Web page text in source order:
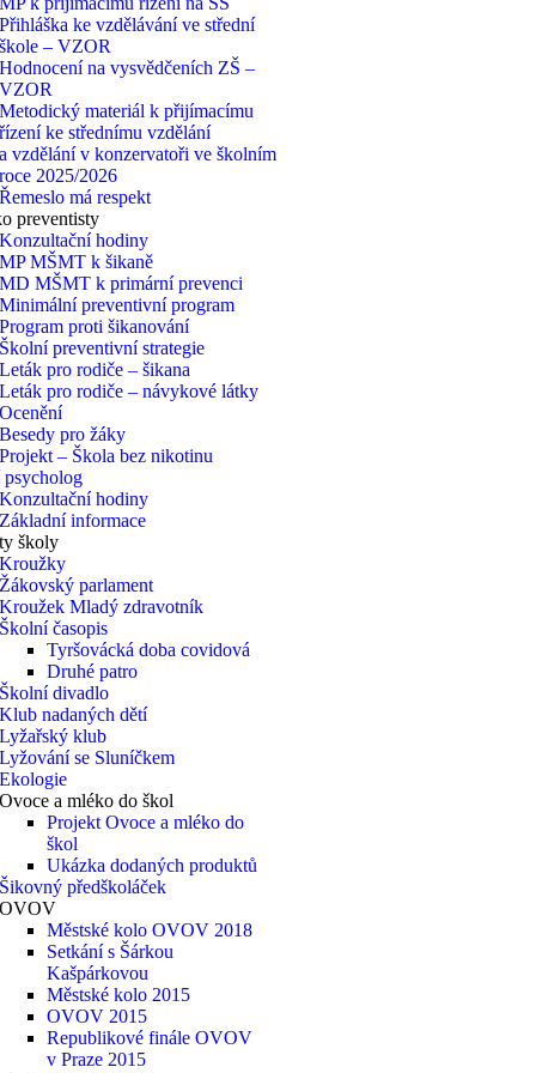
Přihláška ke vzdělávání ve střední
škole – VZOR
Hodnocení na vysvědčeních ZŠ –
VZOR
Metodický materiál k přijímacímu
řízení ke střednímu vzdělání
a vzdělání v konzervatoři ve školním
roce 2025/2026
Řemeslo má respekt
preventisty
Konzultační hodiny
MP MŠMT k šikaně
MD MŠMT k primární prevenci
Minimální preventivní program
Program proti šikanování
Školní preventivní strategie
Leták pro rodiče – šikana
Leták pro rodiče – návykové látky
Ocenění
Besedy pro žáky
Projekt – Škola bez nikotinu
Konzultační hodiny
Základní informace
školy
Kroužky
Žákovský parlament
Kroužek Mladý zdravotník
Školní časopis
Tyršovácká doba covidová
Druhé patro
Školní divadlo
Klub nadaných dětí
Lyžařský klub
Lyžování se Sluníčkem
Ekologie
Ovoce a mléko do škol
Projekt Ovoce a mléko do
škol
Ukázka dodaných produktů
Šikovný předškoláček
OVOV
Městské kolo OVOV 2018
Setkání s Šárkou
Kašpárkovou
Městské kolo 2015
OVOV 2015
Republikové finále OVOV
v Praze 2015